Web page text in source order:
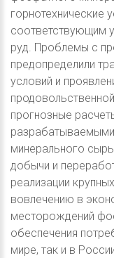
горнотехнические
соответствующим
руд. Проблемы с
предопределили
условий и
прогнозные
минерального
добычи и
реализации
вовлечению в
месторождений
обеспечения
мире, так и в